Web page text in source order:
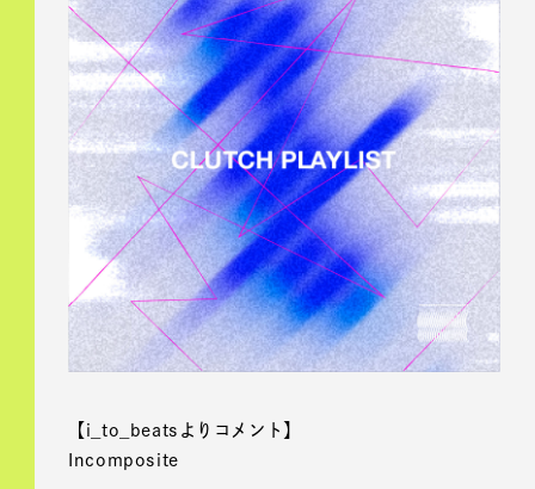
【i_to_beatsよりコメント】
Incomposite